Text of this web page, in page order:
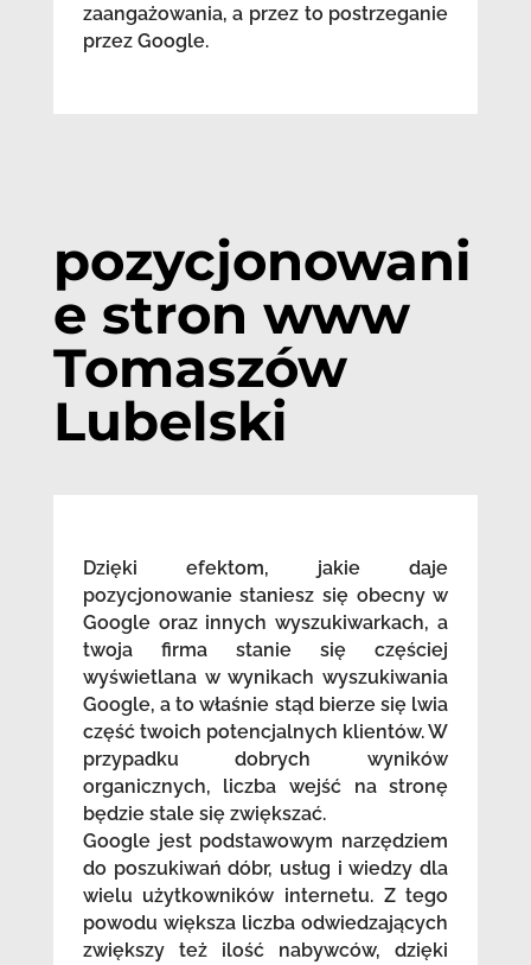
zaangażowania, a przez to postrzeganie
przez Google.
pozycjonowani
e stron www
Tomaszów
Lubelski
Dzięki efektom, jakie daje
pozycjonowanie staniesz się obecny w
Google oraz innych wyszukiwarkach, a
twoja firma stanie się częściej
wyświetlana w wynikach wyszukiwania
Google, a to właśnie stąd bierze się lwia
część twoich potencjalnych klientów. W
przypadku dobrych wyników
organicznych, liczba wejść na stronę
będzie stale się zwiększać.
Google jest podstawowym narzędziem
do poszukiwań dóbr, usług i wiedzy dla
wielu użytkowników internetu. Z tego
powodu większa liczba odwiedzających
zwiększy też ilość nabywców, dzięki